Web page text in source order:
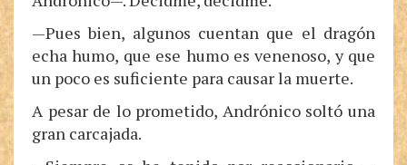
—Pues bien, algunos cuentan que el dragón
echa humo, que ese humo es venenoso, y que
un poco es suficiente para causar la muerte.
A pesar de lo prometido, Andrónico soltó una
gran carcajada.